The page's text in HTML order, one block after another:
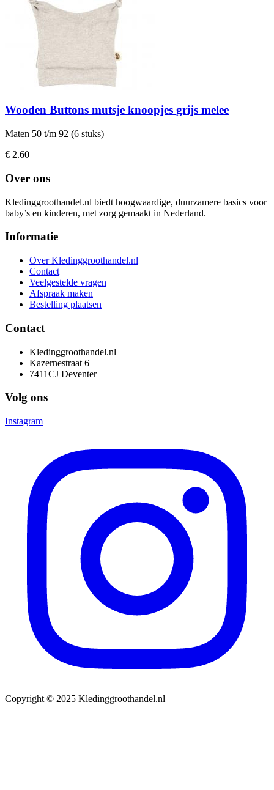
Wooden Buttons mutsje knoopjes grijs melee
Maten 50 t/m 92 (6 stuks)
€ 2.60
Over ons
Kledinggroothandel.nl biedt hoogwaardige, duurzamere basics voor
baby’s en kinderen, met zorg gemaakt in Nederland.
Informatie
Over Kledinggroothandel.nl
Contact
Veelgestelde vragen
Afspraak maken
Bestelling plaatsen
Contact
Kledinggroothandel.nl
Kazernestraat 6
7411CJ Deventer
Volg ons
Instagram
Copyright © 2025 Kledinggroothandel.nl